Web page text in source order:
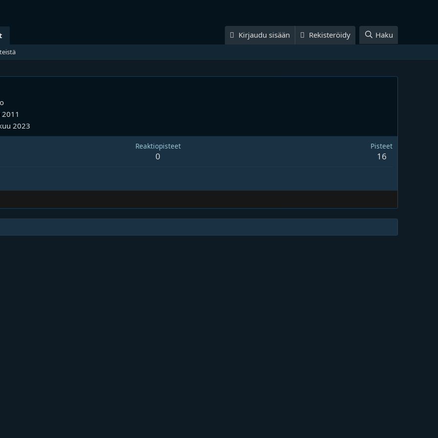
Kirjaudu sisään Rekisteröidy Haku
2023
Reaktiopisteet
0
Pisteet
16